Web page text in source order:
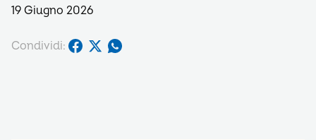
19 Giugno 2026
Condividi: